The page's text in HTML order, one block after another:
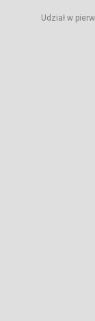
Udział w